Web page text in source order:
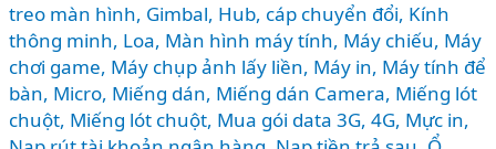
TỐT
NHẤT
treo màn hình, Gimbal, Hub, cáp chuyển đổi, Kính
thông minh, Loa, Màn hình máy tính, Máy chiếu, Máy
chơi game, Máy chụp ảnh lấy liền, Máy in, Máy tính để
bàn, Micro, Miếng dán, Miếng dán Camera, Miếng lót
chuột, Miếng lót chuột, Mua gói data 3G, 4G, Mực in,